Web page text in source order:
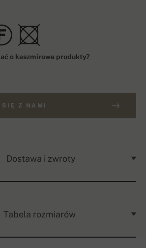
o kaszmirowe produkty?
SIĘ Z NAMI
Dostawa i zwroty
Tabela rozmiarów